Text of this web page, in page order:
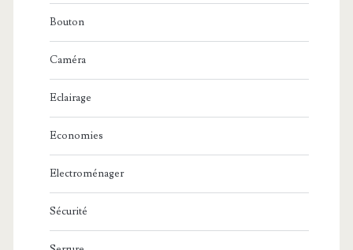
Bouton
Caméra
Eclairage
Economies
Electroménager
Sécurité